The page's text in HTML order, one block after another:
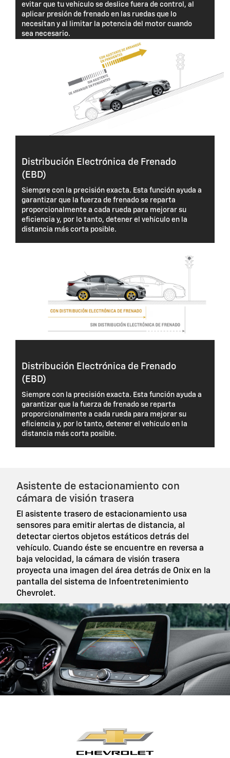
evitar que tu vehículo se deslice fuera de control, al
aplicar presión de frenado en las ruedas que lo
necesitan y al limitar la potencia del motor cuando
sea necesario.
Distribución Electrónica de Frenado
(EBD)
Siempre con la precisión exacta. Esta función ayuda a
garantizar que la fuerza de frenado se reparta
proporcionalmente a cada rueda para mejorar su
eficiencia y, por lo tanto, detener el vehículo en la
distancia más corta posible.
Distribución Electrónica de Frenado
(EBD)
Siempre con la precisión exacta. Esta función ayuda a
garantizar que la fuerza de frenado se reparta
proporcionalmente a cada rueda para mejorar su
eficiencia y, por lo tanto, detener el vehículo en la
distancia más corta posible.
Asistente de estacionamiento con
cámara de visión trasera
El asistente trasero de estacionamiento usa
sensores para emitir alertas de distancia, al
detectar ciertos objetos estáticos detrás del
vehículo. Cuando éste se encuentre en reversa a
baja velocidad, la cámara de visión trasera
proyecta una imagen del área detrás de Onix en la
pantalla del sistema de Infoentretenimiento
Chevrolet.